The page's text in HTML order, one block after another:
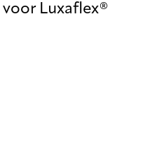
Luxaflex®